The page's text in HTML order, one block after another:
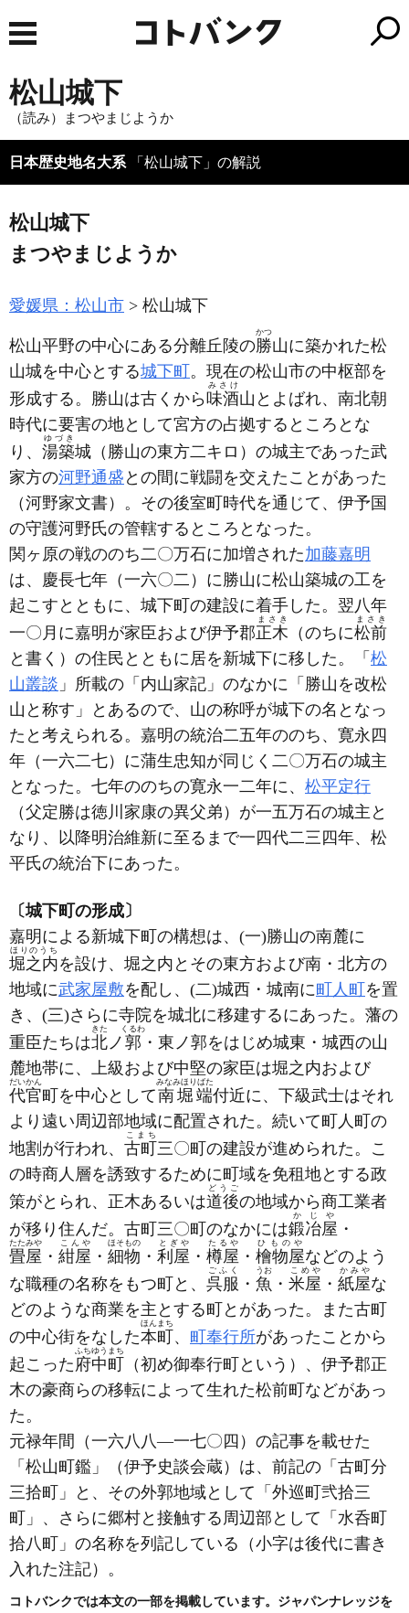
松山城下
（読み）まつやまじようか
日本歴史地名大系 「松山城下」の解説
松山城下
まつやまじようか
愛媛県：松山市 松山城下
松山平野の中心にある分離丘陵の勝
かつ
山に築かれた松
山城を中心とする城下町 。現在の松山市の中枢部を
形成する。勝山は古くから味酒
みさけ
山とよばれ、南北朝
時代に要害の地として宮方の占拠するところとな
り、 湯築
ゆづき
城 （勝山の東方二キロ） の城主であった武
家方の河野通盛 との間に戦闘を交えたことがあった
（河野家文書） 。その後室町時代を通じて、伊予国
の守護河野氏の管轄するところとなった。
関ヶ原の戦ののち二〇万石に加増された加藤嘉明
は、慶長七年 （一六〇二） に勝山に松山築城の工を
起こすとともに、城下町の建設に着手した。翌八年
一〇月に嘉明が家臣および伊予郡正木
まさき
（のちに松前
まさき
と書く） の住民とともに居を新城下に移した。「 松
山叢談 」所載の「内山家記」のなかに「勝山を改松
山と称す」とあるので、山の称呼が城下の名となっ
たと考えられる。嘉明の統治二五年ののち、寛永四
年 （一六二七） に蒲生忠知が同じく二〇万石の城主
となった。七年ののちの寛永一二年に、 松平定行
（父定勝は徳川家康の異父弟） が一五万石の城主と
なり、以降明治維新に至るまで一四代二三四年、松
平氏の統治下にあった。
〔城下町の形成〕
嘉明による新城下町の構想は、(一)勝山の南麓に
堀之内
ほりのうち
を設け、堀之内とその東方および南・北方の
地域に武家屋敷を配し、(二)城西・城南に町人町 を置
き、(三)さらに寺院を城北に移建するにあった。藩の
重臣たちは北
きた
ノ 郭
くるわ
・東ノ郭をはじめ城東・城西の山
麓地帯に、上級および中堅の家臣は堀之内および
代官
だいかん
町を中心として南堀端
みなみほりばた
付近に、下級武士はそれ
より遠い周辺部地域に配置された。続いて町人町の
地割が行われ、 古町
こまち
三〇町の建設が進められた。こ
の時商人層を誘致するために町域を免租地とする政
策がとられ、正木あるいは道後
どうご
の地域から商工業者
が移り住んだ。古町三〇町のなかには鍛冶屋
かじや
・
畳屋
たたみや
・ 紺屋
こんや
・ 細物
ほそもの
・ 利屋
とぎや
・ 樽屋
たるや
・ 檜物屋
ひものや
などのよう
な職種の名称をもつ町と、 呉服
ごふく
・ 魚
うお
・ 米屋
こめや
・ 紙屋
かみや
な
どのような商業を主とする町とがあった。また古町
の中心街をなした本町
ほんまち
、 町奉行所があったことから
起こった府中町
ふちゆうまち
（初め御奉行町という） 、伊予郡正
木の豪商らの移転によって生れた松前町などがあっ
た。
元禄年間 （一六八八―一七〇四） の記事を載せた
「松山町鑑」
（伊予史談会蔵） は、前記の「古町分
三拾町」と、その外郭地域として「外巡町弐拾三
町」、さらに郷村と接触する周辺部として「水呑町
拾八町」の名称を列記している （小字は後代に書き
入れた注記） 。
コトバンクでは本文の一部を掲載しています。ジャパンナレッジを